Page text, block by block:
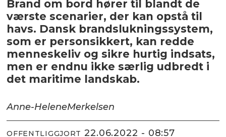
Brand om bord hører til blandt de
værste scenarier, der kan opstå til
havs. Dansk brandslukningssystem,
som er personsikkert, kan redde
menneskeliv og sikre hurtig indsats,
men er endnu ikke særlig udbredt i
det maritime landskab.
Anne-HeleneMerkelsen
OFFENTLIGGJORT 22.06.2022 - 08:57